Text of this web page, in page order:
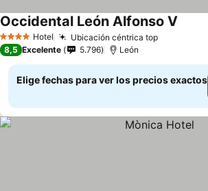
4 EstrellasHotel Ubicación céntrica top
Occidental León Alfonso V
8,5 Excelente 5.796 León
Elige fechas para ver los precios exactos